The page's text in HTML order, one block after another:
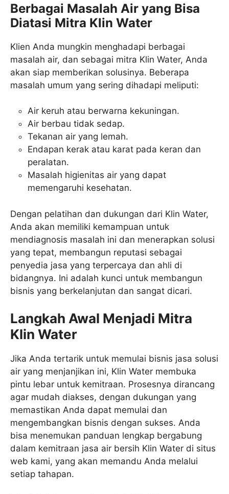
Berbagai Masalah Air yang Bisa
Diatasi Mitra Klin Water
Klien Anda mungkin menghadapi berbagai
masalah air, dan sebagai mitra Klin Water, Anda
akan siap memberikan solusinya. Beberapa
masalah umum yang sering dihadapi meliputi:
Air keruh atau berwarna kekuningan.
Air berbau tidak sedap.
Tekanan air yang lemah.
Endapan kerak atau karat pada keran dan
peralatan.
Masalah higienitas air yang dapat
memengaruhi kesehatan.
Dengan pelatihan dan dukungan dari Klin Water,
Anda akan memiliki kemampuan untuk
mendiagnosis masalah ini dan menerapkan solusi
yang tepat, membangun reputasi sebagai
penyedia jasa yang terpercaya dan ahli di
bidangnya. Ini adalah kunci untuk membangun
bisnis yang berkelanjutan dan sangat dicari.
Langkah Awal Menjadi Mitra
Klin Water
Jika Anda tertarik untuk memulai bisnis jasa solusi
air yang menjanjikan ini, Klin Water membuka
pintu lebar untuk kemitraan. Prosesnya dirancang
agar mudah diakses, dengan dukungan yang
memastikan Anda dapat memulai dan
mengembangkan bisnis dengan sukses. Anda
bisa menemukan panduan lengkap bergabung
dalam kemitraan jasa air bersih Klin Water di situs
web kami, yang akan memandu Anda melalui
setiap tahapan.